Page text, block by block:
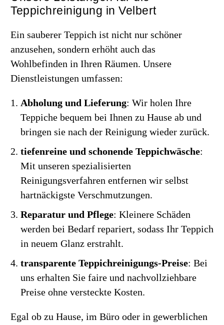
Teppichreinigung in Velbert
Ein sauberer Teppich ist nicht nur schöner
anzusehen, sondern erhöht auch das
Wohlbefinden in Ihren Räumen. Unsere
Dienstleistungen umfassen:
Abholung und Lieferung: Wir holen Ihre
Teppiche bequem bei Ihnen zu Hause ab und
bringen sie nach der Reinigung wieder zurück.
tiefenreine und schonende Teppichwäsche:
Mit unseren spezialisierten
Reinigungsverfahren entfernen wir selbst
hartnäckigste Verschmutzungen.
Reparatur und Pflege: Kleinere Schäden
werden bei Bedarf repariert, sodass Ihr Teppich
in neuem Glanz erstrahlt.
transparente Teppichreinigungs-Preise: Bei
uns erhalten Sie faire und nachvollziehbare
Preise ohne versteckte Kosten.
Egal ob zu Hause, im Büro oder in gewerblichen